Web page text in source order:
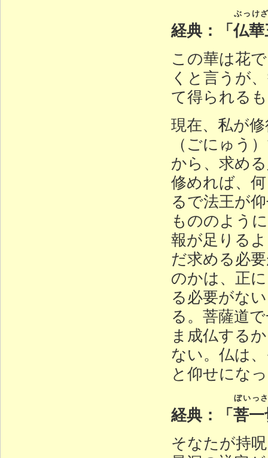
経典：「仏
ぶっけ
この華は花
くと言うが
て得られる
現在、私が
（ごにゅう
から、求め
修めれば、
るで法王が
もののよう
報が足りる
だ求める必
のかは、正
る必要がな
る。菩薩道
ま成仏する
ない。仏は
と仰せにな
経典：「菩
ぼいっ
そなたが持